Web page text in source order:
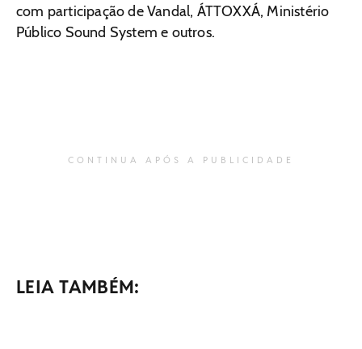
com participação de Vandal, ÁTTOXXÁ, Ministério
Público Sound System e outros.
CONTINUA APÓS A PUBLICIDADE
LEIA TAMBÉM: